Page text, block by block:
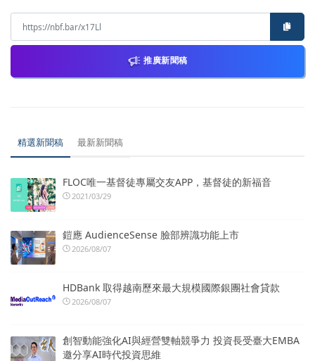
推廣新聞稿
精選新聞稿 最新新聞稿
FLOC唯一基督徒專屬交友APP，基督徒的新福音
2021/03/29
鎧應 AudienceSense 臉部辨識功能上市
2026/08/07
HDBank 取得越南歷來最大規模國際銀團社會貸款
2026/08/07
創智動能強化AI與經營雙軸競爭力 投資長受臺大EMBA
邀分享AI時代投資思維